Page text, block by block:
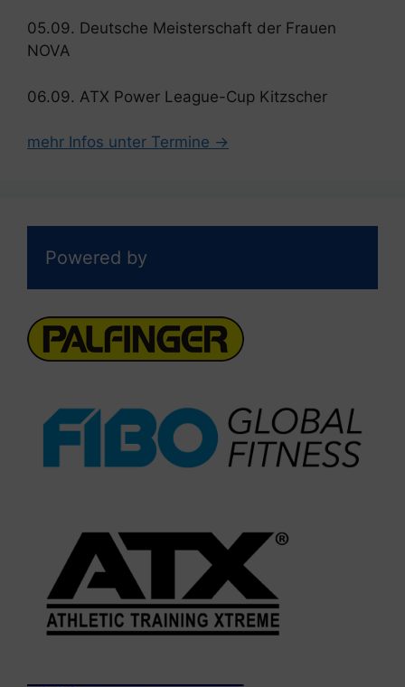
05.09. Deutsche Meisterschaft der Frauen
NOVA
06.09. ATX Power League-Cup Kitzscher
mehr Infos unter Termine →
Powered by